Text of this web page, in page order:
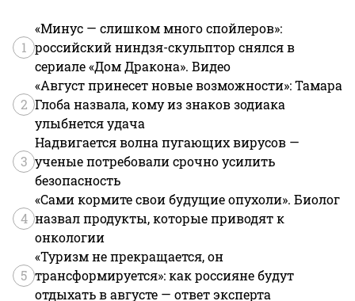
1
«Минус — слишком много спойлеров»:
российский ниндзя-скульптор снялся в
сериале «Дом Дракона». Видео
2
«Август принесет новые возможности»: Тамара
Глоба назвала, кому из знаков зодиака
улыбнется удача
3
Надвигается волна пугающих вирусов —
ученые потребовали срочно усилить
безопасность
4
«Сами кормите свои будущие опухоли». Биолог
назвал продукты, которые приводят к
онкологии
5
«Туризм не прекращается, он
трансформируется»: как россияне будут
отдыхать в августе — ответ эксперта